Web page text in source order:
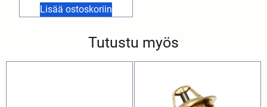
Lisää ostoskoriin
Tutustu myös